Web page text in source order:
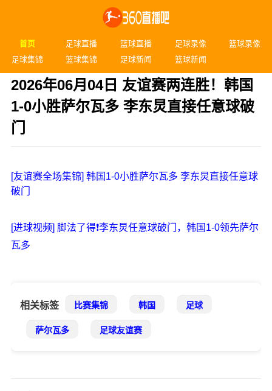
首页 足球直播 篮球直播 足球录像
篮球录像
足球集锦
篮球集锦 足球新闻 篮球新闻
2026年06月04日 友谊赛两连胜！韩国
1-0小胜萨尔瓦多 李东炅直接任意球破
门
[友谊赛全场集锦] 韩国1-0小胜萨尔瓦多 李东炅直接任意球
破门
[进球视频] 脚法了得❗️李东炅任意球破门，韩国1-0领先萨尔
瓦多
相关标签 比赛集锦 韩国 足球
萨尔瓦多 足球友谊赛